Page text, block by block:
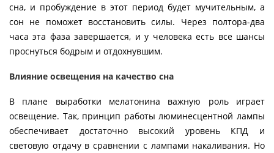
сна, и пробуждение в этот период будет мучительным, а
сон не поможет восстановить силы. Через полтора-два
часа эта фаза завершается, и у человека есть все шансы
проснуться бодрым и отдохнувшим.
Влияние освещения на качество сна
В плане выработки мелатонина важную роль играет
освещение. Так, принцип работы люминесцентной лампы
обеспечивает достаточно высокий уровень КПД и
световую отдачу в сравнении с лампами накаливания. Но